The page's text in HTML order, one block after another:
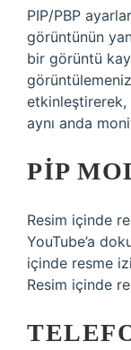
PIP/PBP
görüntünün
bir görüntü
etkinleştirerek,
aynı anda
PIP
Resim içinde
YouTube’a
içinde resme
Resim içinde